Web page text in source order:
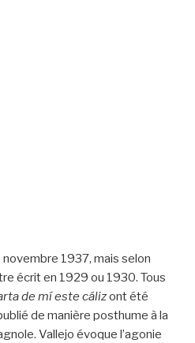
1937, mais selon
écrit en 1929 ou 1930. Tous
de mí este cálizont été
de manière posthume à la
Vallejo évoque l’agonie